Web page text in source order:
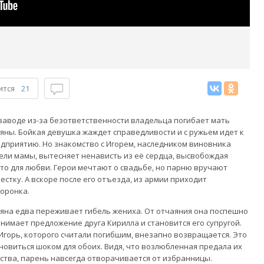
21
из-за безответственности владельца погибает мать
Бойкая девушка жаждет справедливости и с ружьем идет к
Но знакомство с Игорем, наследником виновника
мамы, вытесняет ненависть из её сердца, высвобождая
для любви. Герои мечтают о свадьбе, но парню вручают
А вскоре после его отъезда, из армии приходит
едва переживает гибель жениха. От отчаяния она поспешно
предложение друга Кирилла и становится его супругой.
которого считали погибшим, внезапно возвращается. Это
шоком для обоих. Видя, что возлюбленная предала их
парень навсегда отворачивается от избранницы.